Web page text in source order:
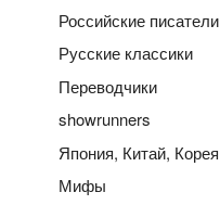
Российские писатели
Русские классики
Переводчики
showrunners
Япония, Китай, Корея
Мифы